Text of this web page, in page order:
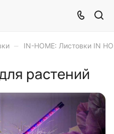
– IN-HOME: Листовки IN
растений